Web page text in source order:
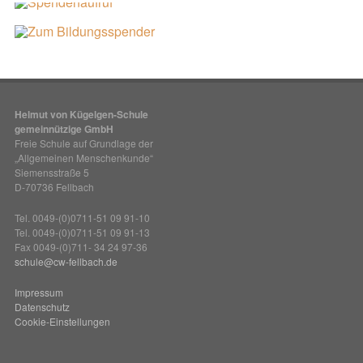
Helmut von Kügelgen-Schule
gemeinnützige GmbH
Freie Schule auf Grundlage der
„Allgemeinen Menschenkunde“
Siemensstraße 5
D-70736 Fellbach
Tel. 0049-(0)0711-51 09 91-10
Tel. 0049-(0)0711-51 09 91-13
Fax 0049-(0)711- 34 24 97-36
schule@cw-fellbach.de
Impressum
Datenschutz
Cookie-Einstellungen